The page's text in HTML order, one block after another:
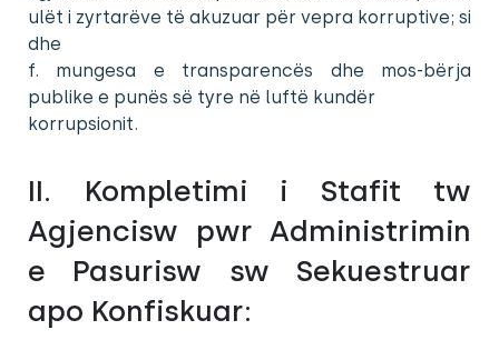
ulët i zyrtarëve të akuzuar për vepra korruptive; si
dhe
f. mungesa e transparencës dhe mos-bërja
publike e punës së tyre në luftë kundër
korrupsionit.
II. Kompletimi i Stafit tw
Agjencisw pwr Administrimin
e Pasurisw sw Sekuestruar
apo Konfiskuar: